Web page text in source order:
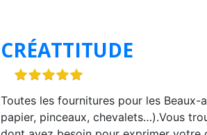
CRÉATTITUDE
Toutes les fournitures pour les Beaux-
papier, pinceaux, chevalets…).Vous